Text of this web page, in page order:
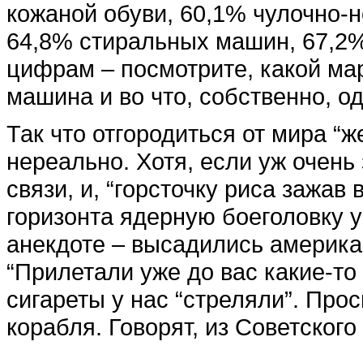
кожаной обуви, 60,1% чулочно-
64,8% стиральных машин,
цифрам – посмотрите, какой
машина и во что, собственно,
Так что отгородиться от мира
нереально. Хотя, если уж
связи, и, “горсточку риса
горизонта ядерную
анекдоте – высадились
“Прилетали уже до вас какие-
сигареты у нас “стреляли”.
корабля. Говорят, из